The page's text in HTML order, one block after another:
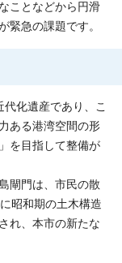
ことなどから円滑
緊急の課題です。
化遺産であり、こ
ある港湾空間の形
を目指して整備が
閘門は、市民の散
昭和期の土木構造
れ、本市の新たな